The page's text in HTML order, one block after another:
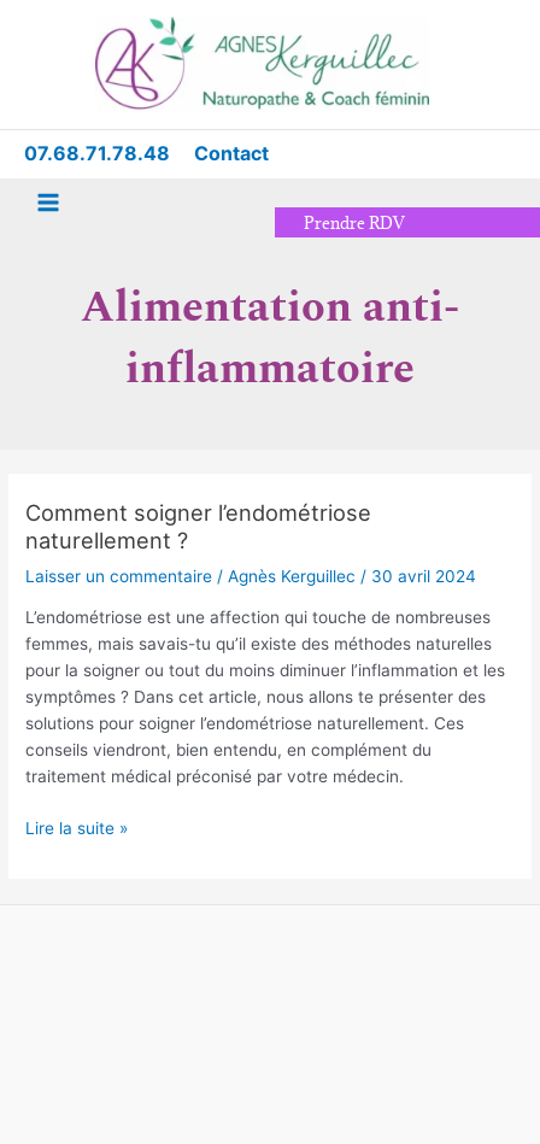
07.68.71.78.48 Contact
Menu
Prendre RDV
Alimentation anti-
inflammatoire
Comment soigner l’endométriose
naturellement ?
Laisser un commentaire /Agnès Kerguillec / 30 avril 2024
L’endométriose est une affection qui touche de nombreuses
femmes, mais savais-tu qu’il existe des méthodes naturelles
pour la soigner ou tout du moins diminuer l’inflammation et les
symptômes ? Dans cet article, nous allons te présenter des
solutions pour soigner l’endométriose naturellement. Ces
conseils viendront, bien entendu, en complément du
traitement médical préconisé par votre médecin.
Comment
soigner
?
Lire la suite »